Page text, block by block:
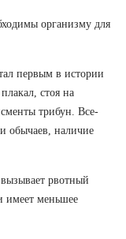
организму для
первым в истории
стоя на
трибун. Все-
обычаев, наличие
рвотный
имеет меньшее